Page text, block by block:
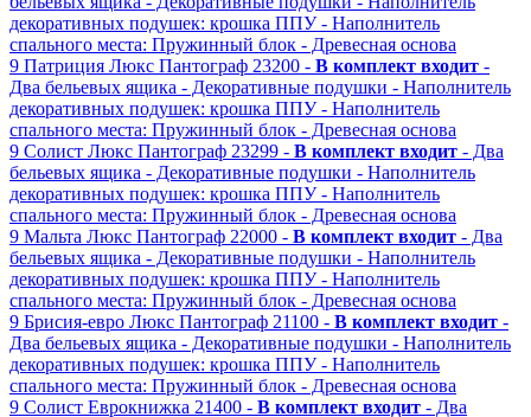
декоративных подушек: крошка ППУ - Наполнитель
спального места: Пружинный блок - Древесная основа
9 Патриция Люкс Пантограф 23200 - В комплект входит -
Два бельевых ящика - Декоративные подушки - Наполнитель
декоративных подушек: крошка ППУ - Наполнитель
спального места: Пружинный блок - Древесная основа
9 Солист Люкс Пантограф 23299 - В комплект входит - Два
бельевых ящика - Декоративные подушки - Наполнитель
декоративных подушек: крошка ППУ - Наполнитель
спального места: Пружинный блок - Древесная основа
9 Мальта Люкс Пантограф 22000 - В комплект входит - Два
бельевых ящика - Декоративные подушки - Наполнитель
декоративных подушек: крошка ППУ - Наполнитель
спального места: Пружинный блок - Древесная основа
9 Брисия-евро Люкс Пантограф 21100 - В комплект входит -
Два бельевых ящика - Декоративные подушки - Наполнитель
декоративных подушек: крошка ППУ - Наполнитель
спального места: Пружинный блок - Древесная основа
9 Солист Еврокнижка 21400 - В комплект входит - Два